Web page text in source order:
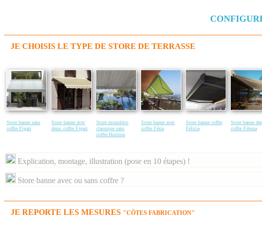
JE CHOISIS LE TYPE DE STORE DE TERRASSE
Store banne sans
coffre Figari
Store banne avec
demi coffre Figari
Store monobloc
classique sans
coffre Horizon
Store banne avec
coffre Féria
Store banne coffre
Félicia
Store banne
coffre Fétuna
Explication, montage, illustration (pose en 10 étapes) !
Store banne avec ou sans coffre ?
JE REPORTE LES MESURES "CÔTES FABRICATION"